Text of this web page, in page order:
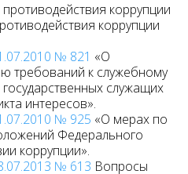
коррупции
коррупции
№ 821 «О
требований к служебному
служащих
интересов».
№ 925 «О мерах по
Федерального
коррупции».
№ 613 Вопросы